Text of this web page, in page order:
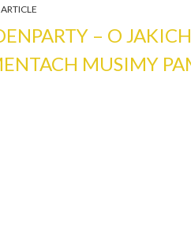
– O JAKICH
MUSIMY